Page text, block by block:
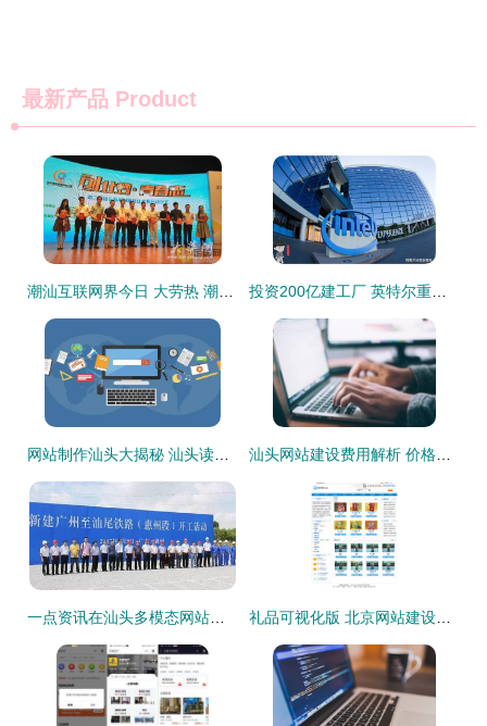
最新产品 Product